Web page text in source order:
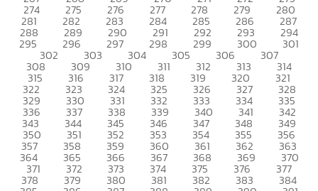
274 275 276 277 278 279 280
281 282 283 284 285 286 287
288 289 290 291 292 293 294
295 296 297 298 299 300 301
302 303 304 305 306 307
308 309 310 311 312 313 314
315 316 317 318 319 320 321
322 323 324 325 326 327 328
329 330 331 332 333 334 335
336 337 338 339 340 341 342
343 344 345 346 347 348 349
350 351 352 353 354 355 356
357 358 359 360 361 362 363
364 365 366 367 368 369 370
371 372 373 374 375 376 377
378 379 380 381 382 383 384